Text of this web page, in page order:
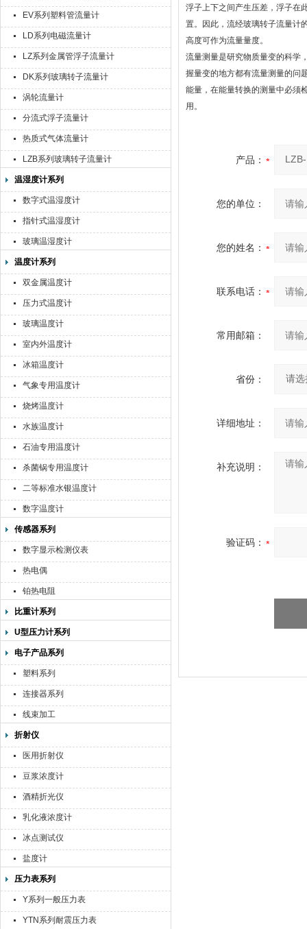
EV系列塑料管流量计
LD系列电磁流量计
LZ系列金属管浮子流量计
DK系列玻璃转子流量计
涡轮流量计
分流式浮子流量计
热质式气体流量计
LZB系列玻璃转子流量计
温湿度计系列
数字式温湿度计
指针式温湿度计
玻璃温湿度计
温度计系列
双金属温度计
压力式温度计
玻璃温度计
室内外温度计
冰箱温度计
气象专用温度计
烧烤温度计
水族温度计
石油专用温度计
杀菌锅专用温度计
二等标准水银温度计
数字温度计
传感器系列
数字显示检测仪表
热电偶
铂热电阻
比重计系列
U型压力计系列
电子产品系列
塑料系列
连接器系列
线束加工
折射仪
医用折射仪
豆浆浓度计
酒精折光仪
乳化液浓度计
冰点测试仪
盐度计
压力表系列
Y系列一般压力表
YTN系列耐震压力表
浮子上下之间产生压差，浮子在
置。因此，流经玻璃转子流量计
高度可作为流量量度。
流量测量是研究物质量变的科学
握量变的地方都有流量测量的问
能量，在能量转换的测量中必须
用。
产品：
您的单位：
您的姓名：
联系电话：
常用邮箱：
省份：
详细地址：
补充说明：
验证码：